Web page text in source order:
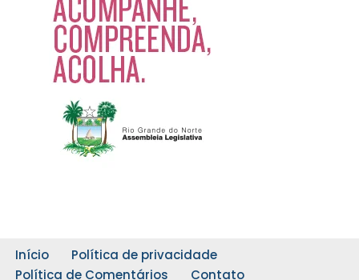
Início
Política de privacidade
Política de Comentários
Contato